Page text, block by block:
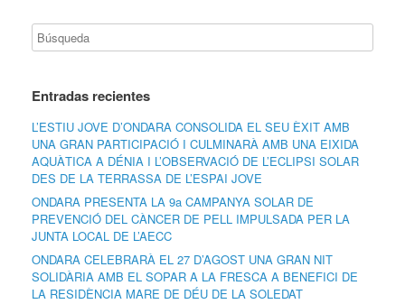
Entradas recientes
L’ESTIU JOVE D’ONDARA CONSOLIDA EL SEU ÈXIT AMB
UNA GRAN PARTICIPACIÓ I CULMINARÀ AMB UNA EIXIDA
AQUÀTICA A DÉNIA I L’OBSERVACIÓ DE L’ECLIPSI SOLAR
DES DE LA TERRASSA DE L’ESPAI JOVE
ONDARA PRESENTA LA 9a CAMPANYA SOLAR DE
PREVENCIÓ DEL CÀNCER DE PELL IMPULSADA PER LA
JUNTA LOCAL DE L’AECC
ONDARA CELEBRARÀ EL 27 D’AGOST UNA GRAN NIT
SOLIDÀRIA AMB EL SOPAR A LA FRESCA A BENEFICI DE
LA RESIDÈNCIA MARE DE DÉU DE LA SOLEDAT